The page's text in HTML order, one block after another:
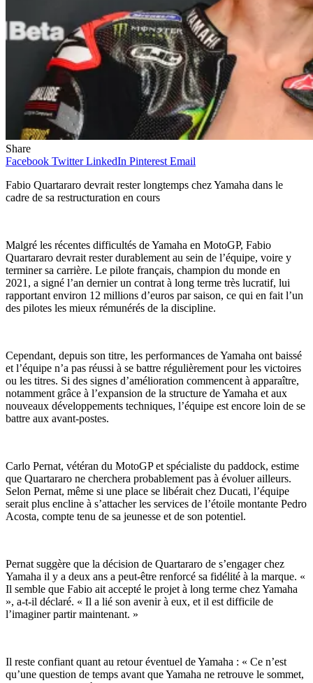
Share
Facebook Twitter LinkedIn Pinterest Email
Fabio Quartararo devrait rester longtemps chez Yamaha dans le
cadre de sa restructuration en cours
Malgré les récentes difficultés de Yamaha en MotoGP, Fabio
Quartararo devrait rester durablement au sein de l’équipe, voire y
terminer sa carrière. Le pilote français, champion du monde en
2021, a signé l’an dernier un contrat à long terme très lucratif, lui
rapportant environ 12 millions d’euros par saison, ce qui en fait l’un
des pilotes les mieux rémunérés de la discipline.
Cependant, depuis son titre, les performances de Yamaha ont baissé
et l’équipe n’a pas réussi à se battre régulièrement pour les victoires
ou les titres. Si des signes d’amélioration commencent à apparaître,
notamment grâce à l’expansion de la structure de Yamaha et aux
nouveaux développements techniques, l’équipe est encore loin de se
battre aux avant-postes.
Carlo Pernat, vétéran du MotoGP et spécialiste du paddock, estime
que Quartararo ne cherchera probablement pas à évoluer ailleurs.
Selon Pernat, même si une place se libérait chez Ducati, l’équipe
serait plus encline à s’attacher les services de l’étoile montante Pedro
Acosta, compte tenu de sa jeunesse et de son potentiel.
Pernat suggère que la décision de Quartararo de s’engager chez
Yamaha il y a deux ans a peut-être renforcé sa fidélité à la marque. «
Il semble que Fabio ait accepté le projet à long terme chez Yamaha
», a-t-il déclaré. « Il a lié son avenir à eux, et il est difficile de
l’imaginer partir maintenant. »
Il reste confiant quant au retour éventuel de Yamaha : « Ce n’est
qu’une question de temps avant que Yamaha ne retrouve le sommet,